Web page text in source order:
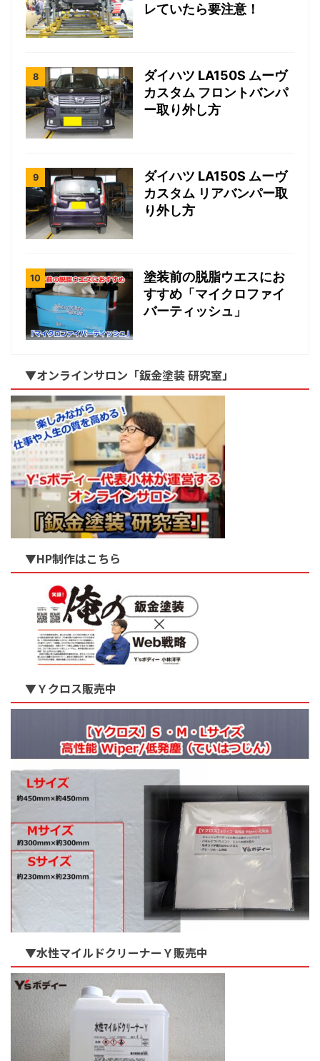
レていたら要注意！
ダイハツ LA150S ムーヴ
カスタム フロントバンパ
ー取り外し方
ダイハツ LA150S ムーヴ
カスタム リアバンパー取
り外し方
塗装前の脱脂ウエスにお
すすめ「マイクロファイ
バーティッシュ」
▼オンラインサロン「鈑金塗装 研究室」
▼HP制作はこちら
▼Ｙクロス販売中
▼水性マイルドクリーナーＹ販売中